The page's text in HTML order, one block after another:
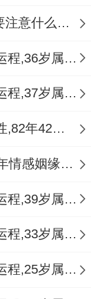
2023年不顺的生肖都有谁？要注意什么呢？
1988年属龙女2024年运势及运程,36岁属龙人2024全年每月运势女性如何
1987年属兔女2024年运势及运程,37岁属兔人2024全年每月运势女性如何
1982年属狗人2024年运势男性,82年42岁属狗男2024年每月运程怎么样
2023年姻缘最旺盛的生肖 兔年情感姻缘运比较旺的属相
1985年属牛女2024年运势及运程,39岁属牛人2024全年每月运势女性如何
1991年属羊女2024年运势及运程,33岁属羊人2024全年每月运势女性如何
1999年属兔女2024年运势及运程,25岁属兔人2024全年每月运势女性如何